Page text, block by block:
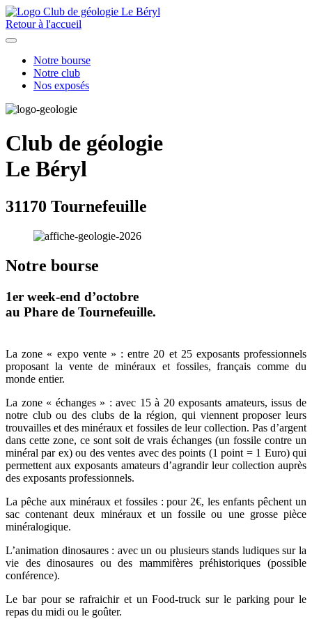
Retour à l'accueil
Notre bourse
Notre club
Nos exposés
Club de géologie
Le Béryl
31170 Tournefeuille
Notre bourse
1er week-end d’octobre
au Phare de Tournefeuille.
La zone « expo vente » : entre 20 et 25 exposants professionnels
proposant la vente de minéraux et fossiles, français comme du
monde entier.
La zone « échanges » : avec 15 à 20 exposants amateurs, issus de
notre club ou des clubs de la région, qui viennent proposer leurs
trouvailles et des minéraux et fossiles de leur collection. Pas d’argent
dans cette zone, ce sont soit de vrais échanges (un fossile contre un
minéral par ex) ou des ventes avec des points (1 point = 1 Euro) qui
permettent aux exposants amateurs d’agrandir leur collection auprès
des exposants professionnels.
La pêche aux minéraux et fossiles : pour 2€, les enfants pêchent un
sac contenant deux minéraux et un fossile ou une grosse pièce
minéralogique.
L’animation dinosaures : avec un ou plusieurs stands ludiques sur la
vie des dinosaures ou des mammifères préhistoriques (possible
conférence).
Le bar pour se rafraichir et un Food-truck sur le parking pour le
repas du midi ou le goûter.